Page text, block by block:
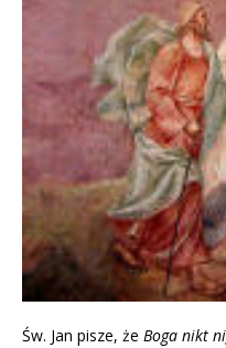
Św. Jan pisze, że Boga nikt